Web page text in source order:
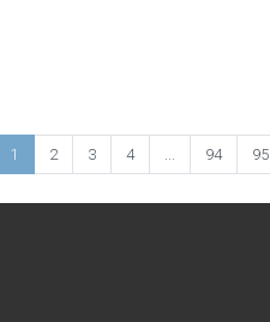
1 2 3 4 ... 94 95